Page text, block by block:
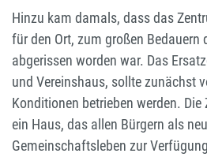
Hinzu kam damals, dass das
für den Ort, zum großen Bedauern
abgerissen worden war. Das
und Vereinshaus, sollte zunächst
Konditionen betrieben werden.
ein Haus, das allen Bürgern als
Gemeinschaftsleben zur